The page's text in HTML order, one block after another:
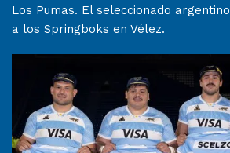
Los Pumas. El seleccionado
a los Springboks en Vélez.